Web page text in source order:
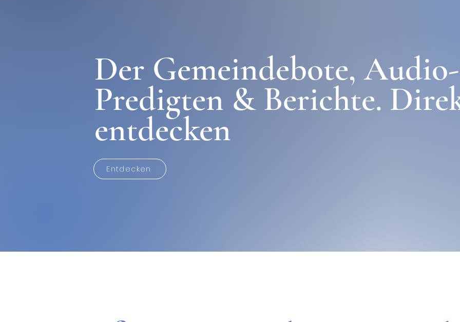
Der Gemeindebote, Audio-
Predigten & Berichte.
entdecken
Entdecken